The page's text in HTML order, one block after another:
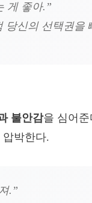
게 좋아.”
당신의 선택권을
불안감을 심어
박한다.
.”